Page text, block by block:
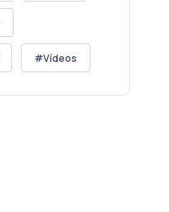
Vídeos